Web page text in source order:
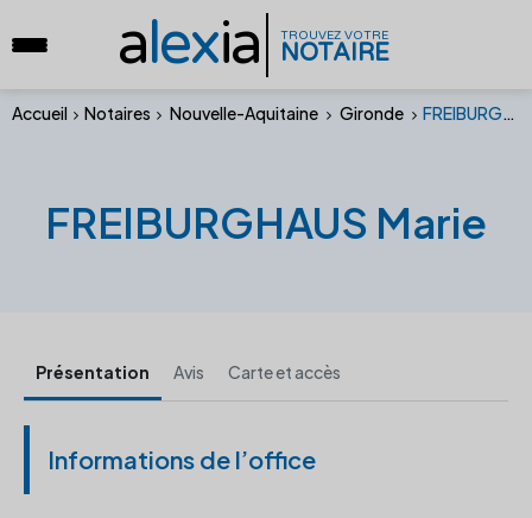
alexia TROUVEZ VOTRE
NOTAIRE
Accueil Notaires Nouvelle-Aquitaine Gironde FREIBURGHAUS Marie
FREIBURGHAUS Marie
Présentation Avis Carte et accès
Informations de l’office